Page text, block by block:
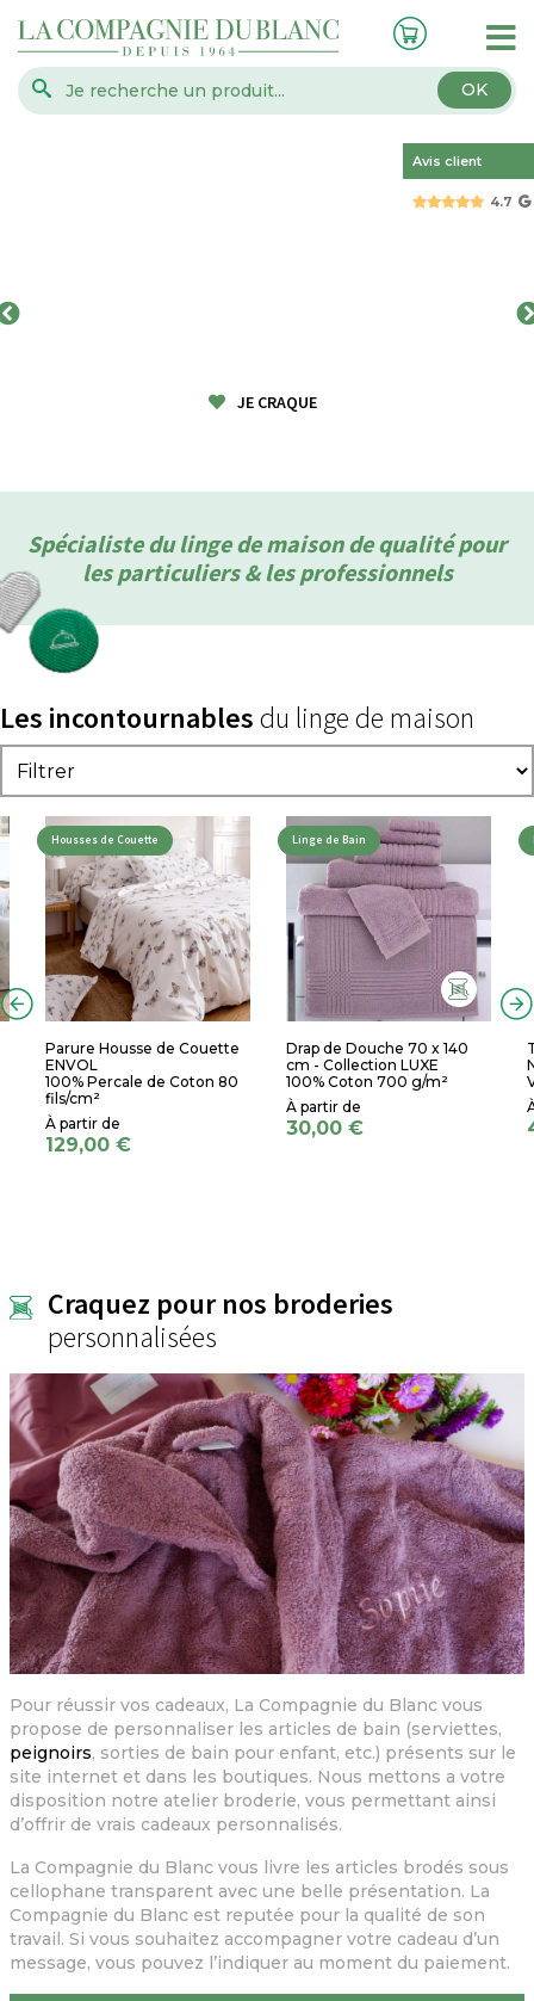
OK
Avis client
4.7
Spécialiste du linge de maison de qualité pour
les particuliers & les professionnels
Les incontournablesdu linge de maison
Housses de Couette
Parure Housse de Couette
ENVOL
100% Percale de Coton 80
fils/cm²
129,00 €
Linge de Bain
Drap de Douche 70 x 140
cm - Collection LUXE
100% Coton 700 g/m²
30,00 €
Craquez pour nos broderies
personnalisées
Pour réussir vos cadeaux, La Compagnie du Blanc vous
propose de personnaliser les articles de bain (serviettes,
peignoirs, sorties de bain pour enfant, etc.) présents sur le
site internet et dans les boutiques. Nous mettons a votre
disposition notre atelier broderie, vous permettant ainsi
d’offrir de vrais cadeaux personnalisés.
La Compagnie du Blanc vous livre les articles brodés sous
cellophane transparent avec une belle présentation. La
Compagnie du Blanc est reputée pour la qualité de son
travail. Si vous souhaitez accompagner votre cadeau d’un
message, vous pouvez l’indiquer au moment du paiement.